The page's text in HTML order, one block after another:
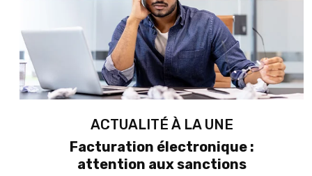
ACTUALITÉ À LA UNE
Facturation électronique :
attention aux sanctions